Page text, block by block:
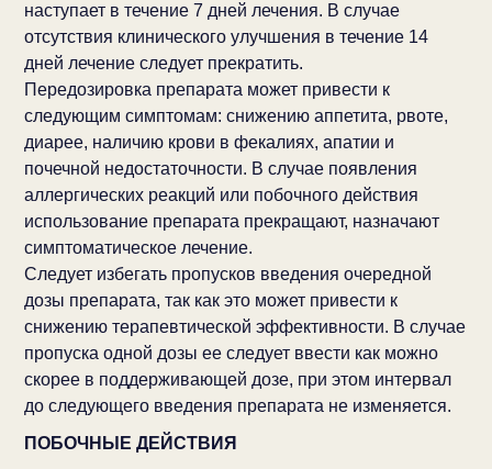
наступает в течение 7 дней лечения. В случае
отсутствия клинического улучшения в течение 14
дней лечение следует прекратить.
Передозировка препарата может привести к
следующим симптомам: снижению аппетита, рвоте,
диарее, наличию крови в фекалиях, апатии и
почечной недостаточности. В случае появления
аллергических реакций или побочного действия
использование препарата прекращают, назначают
симптоматическое лечение.
Следует избегать пропусков введения очередной
дозы препарата, так как это может привести к
снижению терапевтической эффективности. В случае
пропуска одной дозы ее следует ввести как можно
скорее в поддерживающей дозе, при этом интервал
до следующего введения препарата не изменяется.
ПОБОЧНЫЕ ДЕЙСТВИЯ